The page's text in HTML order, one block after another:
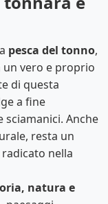
pesca del tonno,
vero e proprio
di questa
a fine
sciamanici. Anche
resta un
nella
natura e